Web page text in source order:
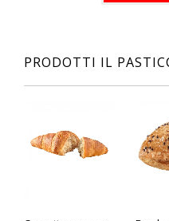
PRODOTTI IL